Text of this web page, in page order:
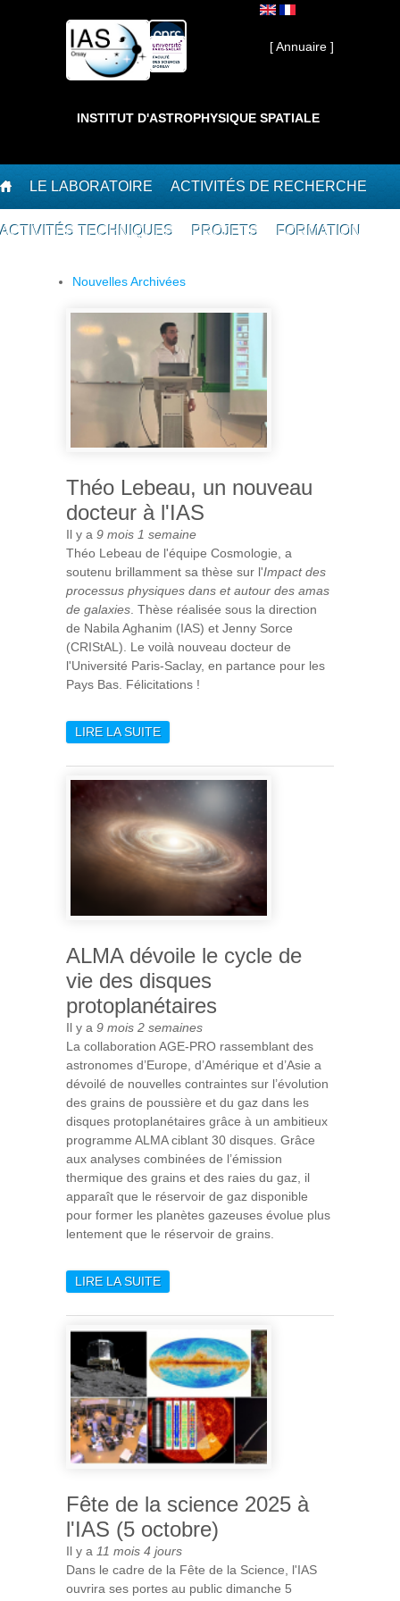
Interne ]
[ Annuaire ]
INSTITUT D'ASTROPHYSIQUE SPATIALE
LE LABORATOIRE ACTIVITÉS DE RECHERCHE
ACTIVITÉS TECHNIQUES PROJETS FORMATION
Nouvelles Archivées
Théo Lebeau, un nouveau
docteur à l'IAS
Il y a 9 mois 1 semaine
Théo Lebeau de l'équipe Cosmologie, a
soutenu brillamment sa thèse sur l'Impact des
processus physiques dans et autour des amas
de galaxies. Thèse réalisée sous la direction
de Nabila Aghanim (IAS) et Jenny Sorce
(CRIStAL). Le voilà nouveau docteur de
l'Université Paris-Saclay, en partance pour les
Pays Bas. Félicitations !
LIRE LA SUITEDE THÉO LEBEAU, UN
ALMA dévoile le cycle de
vie des disques
protoplanétaires
Il y a 9 mois 2 semaines
La collaboration AGE-PRO rassemblant des
astronomes d’Europe, d’Amérique et d’Asie a
dévoilé de nouvelles contraintes sur l’évolution
des grains de poussière et du gaz dans les
disques protoplanétaires grâce à un ambitieux
programme ALMA ciblant 30 disques. Grâce
aux analyses combinées de l’émission
thermique des grains et des raies du gaz, il
apparaît que le réservoir de gaz disponible
pour former les planètes gazeuses évolue plus
lentement que le réservoir de grains.
LIRE LA SUITEDE ALMA DÉVOILE LE CYCLE
PROTOPLANÉTAIRES
Fête de la science 2025 à
l'IAS (5 octobre)
Il y a 11 mois 4 jours
Dans le cadre de la Fête de la Science, l'IAS
ouvrira ses portes au public dimanche 5